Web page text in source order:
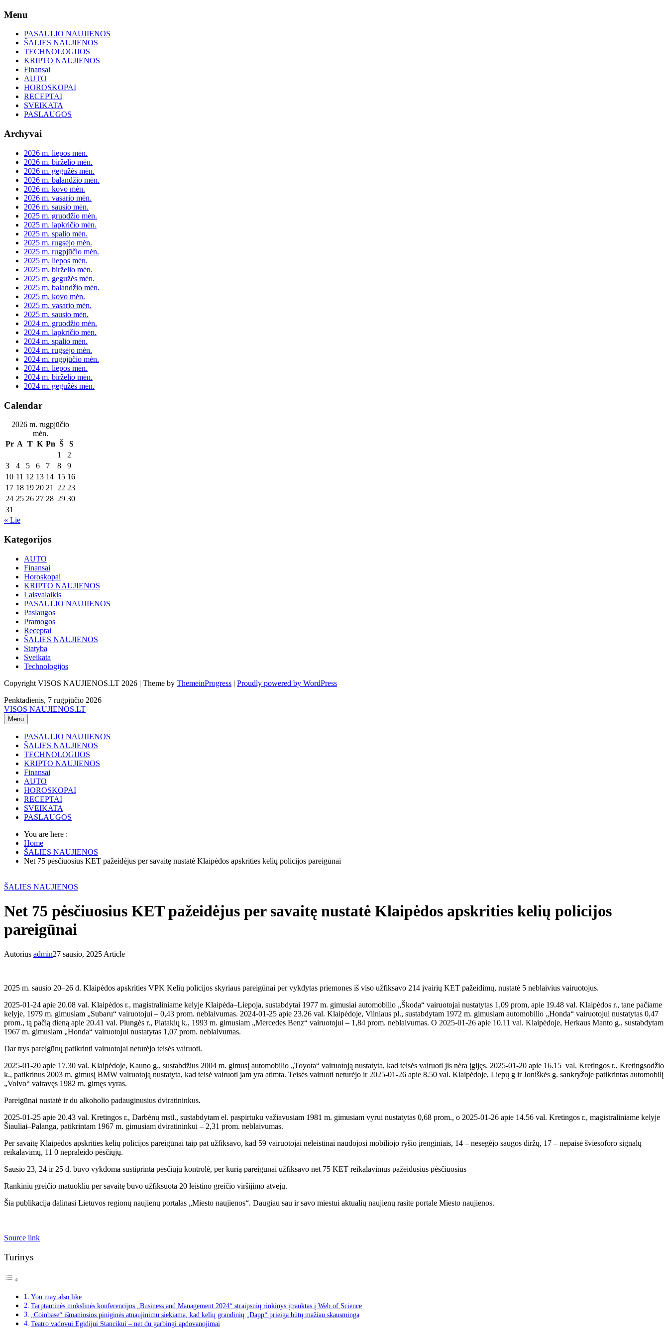
Skip
content
Menu
PASAULIO NAUJIENOS
ŠALIES NAUJIENOS
TECHNOLOGIJOS
KRIPTO NAUJIENOS
Finansai
AUTO
HOROSKOPAI
RECEPTAI
SVEIKATA
PASLAUGOS
Archyvai
2026 m. liepos mėn.
2026 m. birželio mėn.
2026 m. gegužės mėn.
2026 m. balandžio mėn.
2026 m. kovo mėn.
2026 m. vasario mėn.
2026 m. sausio mėn.
2025 m. gruodžio mėn.
2025 m. lapkričio mėn.
2025 m. spalio mėn.
2025 m. rugsėjo mėn.
2025 m. rugpjūčio mėn.
2025 m. liepos mėn.
2025 m. birželio mėn.
2025 m. gegužės mėn.
2025 m. balandžio mėn.
2025 m. kovo mėn.
2025 m. vasario mėn.
2025 m. sausio mėn.
2024 m. gruodžio mėn.
2024 m. lapkričio mėn.
2024 m. spalio mėn.
2024 m. rugsėjo mėn.
2024 m. rugpjūčio mėn.
2024 m. liepos mėn.
2024 m. birželio mėn.
2024 m. gegužės mėn.
Calendar
2026 m. rugpjūčio
mėn.
Pr A T K Pn Š
S
1
2
3
4 5 6 7 8
9
10 11 12 13 14 15 16
17 18 19 20 21 22 23
24 25 26 27 28 29 30
31
« Lie
Kategorijos
AUTO
Finansai
Horoskopai
KRIPTO NAUJIENOS
Laisvalaikis
PASAULIO NAUJIENOS
Paslaugos
Pramogos
Receptai
ŠALIES NAUJIENOS
Statyba
Sveikata
Technologijos
Copyright VISOS NAUJIENOS.LT 2026 | Theme by ThemeinProgress | Proudly powered by WordPress
Penktadienis, 7 rugpjūčio 2026
VISOS NAUJIENOS.LT
Menu
PASAULIO NAUJIENOS
ŠALIES NAUJIENOS
TECHNOLOGIJOS
KRIPTO NAUJIENOS
Finansai
AUTO
HOROSKOPAI
RECEPTAI
SVEIKATA
PASLAUGOS
You are here :
Home
ŠALIES NAUJIENOS
Net 75 pėsčiuosius KET pažeidėjus per savaitę nustatė Klaipėdos apskrities kelių policijos pareigūnai
ŠALIES NAUJIENOS
Net 75 pėsčiuosius KET pažeidėjus per savaitę nustatė Klaipėdos apskrities kelių policijos
pareigūnai
Autorius admin27 sausio, 2025 Article
2025 m. sausio 20–26 d. Klaipėdos apskrities VPK Kelių policijos skyriaus pareigūnai per vykdytas priemones iš viso užfiksavo 214 įvairių KET pažeidimų, nustatė 5 neblaivius vairuotojus.
2025-01-24 apie 20.08 val. Klaipėdos r., magistraliniame kelyje Klaipėda–Liepoja, sustabdytai 1977 m. gimusiai automobilio „Škoda“ vairuotojai nustatytas 1,09 prom, apie 19.48 val. Klaipėdos r., tane pačiame
kelyje, 1979 m. gimusiam „Subaru“ vairuotojui – 0,43 prom. neblaivumas. 2024-01-25 apie 23.26 val. Klaipėdoje, Vilniaus pl., sustabdytam 1972 m. gimusiam automobilio „Honda“ vairuotojui nustatytas 0,47
prom., tą pačią dieną apie 20.41 val. Plungės r., Platakių k., 1993 m. gimusiam „Mercedes Benz“ vairuotojui – 1,84 prom. neblaivumas. O 2025-01-26 apie 10.11 val. Klaipėdoje, Herkaus Manto g., sustabdytam
1967 m. gimusiam „Honda“ vairuotojui nustatytas 1,07 prom. neblaivumas.
Dar trys pareigūnų patikrinti vairuotojai neturėjo teisės vairuoti.
2025-01-20 apie 17.30 val. Klaipėdoje, Kauno g., sustabdžius 2004 m. gimusį automobilio „Toyota“ vairuotoją nustatyta, kad teisės vairuoti jis nėra įgijęs. 2025-01-20 apie 16.15 val. Kretingos r., Kretingsodžio
k., patikrinus 2003 m. gimusį BMW vairuotoją nustatyta, kad teisė vairuoti jam yra atimta. Teisės vairuoti neturėjo ir 2025-01-26 apie 8.50 val. Klaipėdoje, Liepų g ir Joniškės g. sankryžoje patikrintas automobilį
„Volvo“ vairavęs 1982 m. gimęs vyras.
Pareigūnai nustatė ir du alkoholio padauginusius dviratininkus.
2025-01-25 apie 20.43 val. Kretingos r., Darbėnų mstl., sustabdytam el. paspirtuku važiavusiam 1981 m. gimusiam vyrui nustatytas 0,68 prom., o 2025-01-26 apie 14.56 val. Kretingos r., magistraliniame kelyje
Šiauliai–Palanga, patikrintam 1967 m. gimusiam dviratininkui – 2,31 prom. neblaivumas.
Per savaitę Klaipėdos apskrities kelių policijos pareigūnai taip pat užfiksavo, kad 59 vairuotojai neleistinai naudojosi mobiliojo ryšio įrenginiais, 14 – nesegėjo saugos diržų, 17 – nepaisė šviesoforo signalų
reikalavimų, 11 0 nepraleido pėsčiųjų.
Sausio 23, 24 ir 25 d. buvo vykdoma sustiprinta pėsčiųjų kontrolė, per kurią pareigūnai užfiksavo net 75 KET reikalavimus pažeidusius pėsčiuosius
Rankiniu greičio matuokliu per savaitę buvo užfiksuota 20 leistino greičio viršijimo atvejų.
Šia publikacija dalinasi Lietuvos regionų naujienų portalas „Miesto naujienos“. Daugiau sau ir savo miestui aktualių naujienų rasite portale Miesto naujienos.
Source link
Turinys
You may also like
Tarptautinės mokslinės konferencijos „Business and Management 2024“ straipsnių rinkinys įtrauktas į Web of Science
„Coinbase“ išmaniosios piniginės atnaujinimu siekiama, kad kelių grandinių „Dapp“ prieiga būtų mažiau skausminga
Teatro vadovui Egidijui Stancikui – net du garbingi apdovanojimai